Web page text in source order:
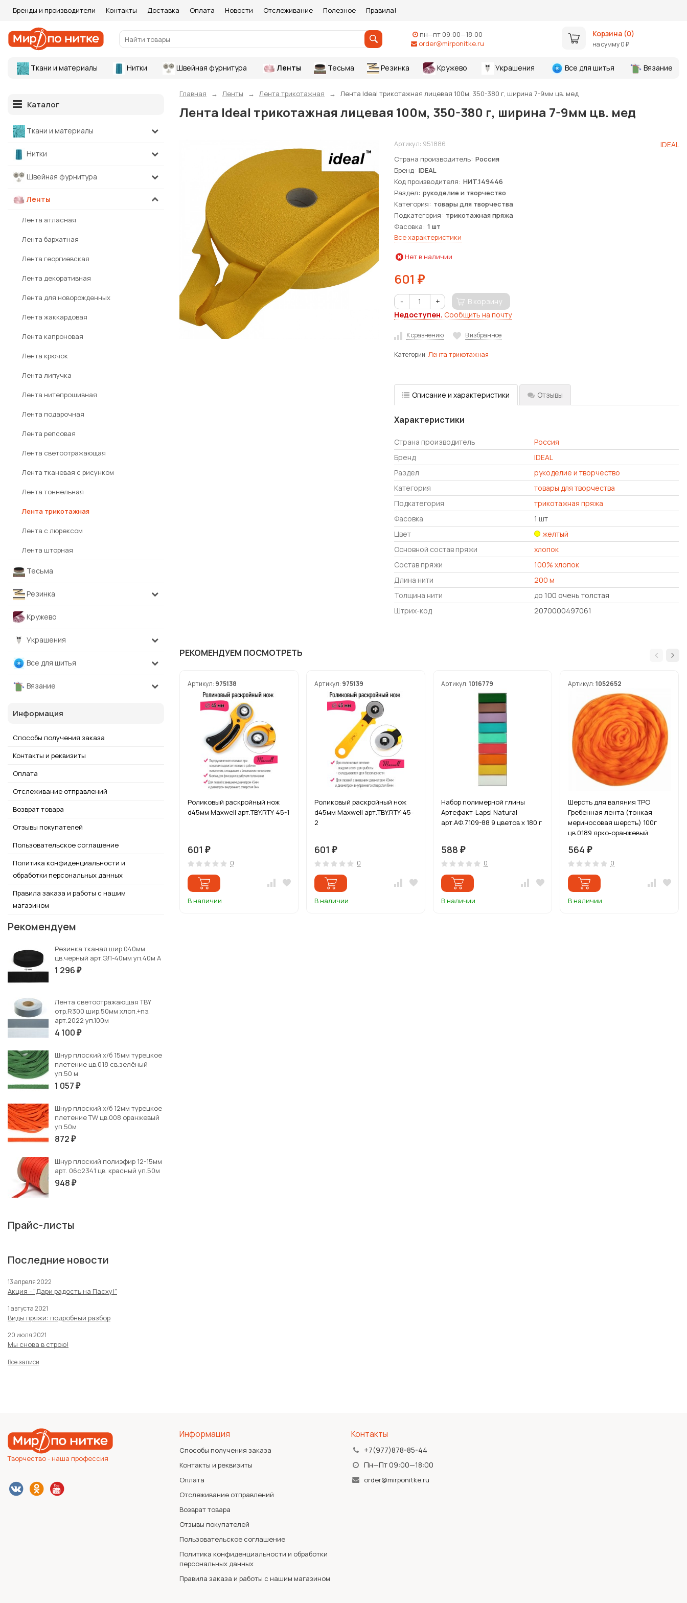
Бренды и производители Контакты Доставка Оплата Новости Отслеживание Полезное Правила!
пн—пт 09:00—18:00
order@mirponitke.ru
Корзина (0)
на сумму0 ₽
Ткани и материалы Нитки Швейная фурнитура Ленты Тесьма Резинка Кружево Украшения Все для шитья Вязание
Главная Ленты Лента трикотажная Лента Ideal трикотажная лицевая 100м, 350-380 г, ширина 7-9мм цв. мед
Лента Ideal трикотажная лицевая 100м, 350-380 г, ширина 7-9мм цв. мед
IDEAL
Артикул: 951886
Страна производитель Россия
Бренд IDEAL
Код производителя НИТ.149446
Раздел рукоделие и творчество
Категория
товары для творчества
Подкатегория
трикотажная пряжа
Фасовка 1 шт
Все характеристики
Нет в наличии
601 ₽
- +
В корзину
Недоступен. Сообщить на почту
К сравнению В избранное
Категории: Лента трикотажная
Описание и характеристики Отзывы
Характеристики
Страна производитель
Россия
Бренд
IDEAL
Раздел
рукоделие и творчество
Категория
товары для творчества
Подкатегория
трикотажная пряжа
Фасовка
1 шт
Цвет
желтый
Основной состав пряжи
хлопок
Состав пряжи
100% хлопок
Длина нити
200 м
Толщина нити
до 100 очень толстая
Штрих-код
2070000497061
РЕКОМЕНДУЕМ ПОСМОТРЕТЬ
Артикул: 975138
Роликовый раскройный нож
d45мм Maxwell арт.TBY.RTY-45-1
601 ₽
0
В наличии
Артикул: 975139
Роликовый раскройный нож
d45мм Maxwell арт.TBY.RTY-45-
2
601 ₽
0
В наличии
Артикул:1016779
Набор полимерной глины
Артефакт-Lapsi Natural
арт.АФ.7109-88 9 цветов х 180 г
588 ₽
0
В наличии
Артикул:1052652
Шерсть для валяния ТРО
Гребенная лента (тонкая
мериносовая шерсть) 100г
цв.0189 ярко-оранжевый
564 ₽
0
В наличии
Каталог
Ткани и материалы
Нитки
Швейная фурнитура
Ленты
Лента атласная
Лента бархатная
Лента георгиевская
Лента декоративная
Лента для новорожденных
Лента жаккардовая
Лента капроновая
Лента крючок
Лента липучка
Лента нитепрошивная
Лента подарочная
Лента репсовая
Лента светоотражающая
Лента тканевая с рисунком
Лента тоннельная
Лента трикотажная
Лента с люрексом
Лента шторная
Тесьма
Резинка
Кружево
Украшения
Все для шитья
Вязание
Информация
Способы получения заказа
Контакты и реквизиты
Оплата
Отслеживание отправлений
Возврат товара
Отзывы покупателей
Пользовательское соглашение
Политика конфиденциальности и
обработки персональных данных
Правила заказа и работы с нашим
магазином
Рекомендуем
Резинка тканая шир.040мм
цв.черный арт.ЭЛ-40мм уп.40м А
1 296 ₽
Лента светоотражающая TBY
отр.R300 шир.50мм хлоп.+пэ.
арт.2022 уп.100м
4 100 ₽
Шнур плоский х/б 15мм турецкое
плетение цв.018 св.зелёный
уп.50 м
1 057 ₽
Шнур плоский х/б 12мм турецкое
плетение TW цв.008 оранжевый
уп.50м
872 ₽
Шнур плоский полиэфир 12-15мм
арт. 06с2341 цв. красный уп.50м
948 ₽
Прайс-листы
Последние новости
13 апреля 2022
Акция - "Дари радость на Пасху!"
1 августа 2021
Виды пряжи: подробный разбор
20 июля 2021
Мы снова в строю!
Все записи
Творчество - наша профессия
Информация
Способы получения заказа
Контакты и реквизиты
Оплата
Отслеживание отправлений
Возврат товара
Отзывы покупателей
Пользовательское соглашение
Политика конфиденциальности и обработки
персональных данных
Правила заказа и работы с нашим магазином
Контакты
+7(977)878-85-44
Пн—Пт 09:00—18:00
order@mirponitke.ru